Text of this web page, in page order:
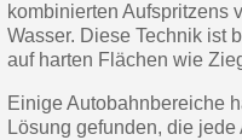
kombinierten Aufspritzens
Wasser. Diese Technik ist
auf harten Flächen wie
Einige Autobahnbereiche
Lösung gefunden, die